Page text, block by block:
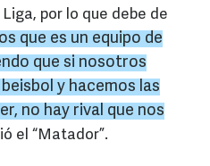
por lo que debe de
que es un equipo de
que si nosotros
beisbol y hacemos las
no hay rival que nos
el “Matador”.